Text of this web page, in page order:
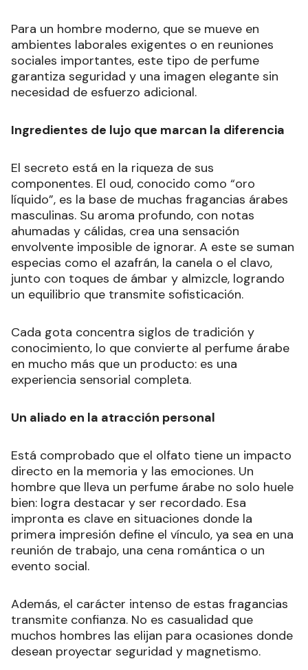
Para un hombre moderno, que se mueve en
ambientes laborales exigentes o en reuniones
sociales importantes, este tipo de perfume
garantiza seguridad y una imagen elegante sin
necesidad de esfuerzo adicional.
Ingredientes de lujo que marcan la diferencia
El secreto está en la riqueza de sus
componentes. El oud, conocido como “oro
líquido”, es la base de muchas fragancias árabes
masculinas. Su aroma profundo, con notas
ahumadas y cálidas, crea una sensación
envolvente imposible de ignorar. A este se suman
especias como el azafrán, la canela o el clavo,
junto con toques de ámbar y almizcle, logrando
un equilibrio que transmite sofisticación.
Cada gota concentra siglos de tradición y
conocimiento, lo que convierte al perfume árabe
en mucho más que un producto: es una
experiencia sensorial completa.
Un aliado en la atracción personal
Está comprobado que el olfato tiene un impacto
directo en la memoria y las emociones. Un
hombre que lleva un perfume árabe no solo huele
bien: logra destacar y ser recordado. Esa
impronta es clave en situaciones donde la
primera impresión define el vínculo, ya sea en una
reunión de trabajo, una cena romántica o un
evento social.
Además, el carácter intenso de estas fragancias
transmite confianza. No es casualidad que
muchos hombres las elijan para ocasiones donde
desean proyectar seguridad y magnetismo.